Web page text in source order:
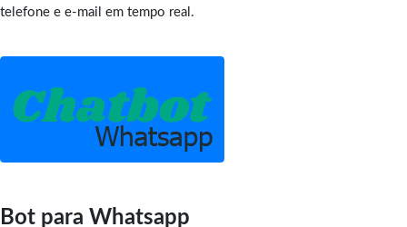
telefone e e-mail em tempo real.
Bot para Whatsapp